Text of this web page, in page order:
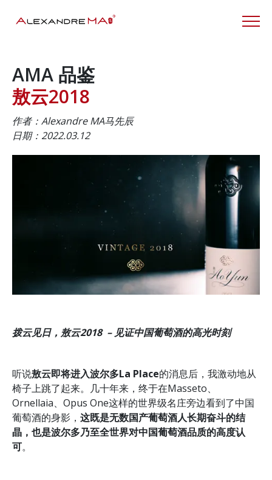
AMA 品鉴
敖云2018
作者：Alexandre MA马先辰
日期：2022.03.12
拨云见日，敖云2018 –见证中国葡萄酒的高光时刻
听说敖云即将进入波尔多La Place的消息后，我激动地从
椅子上跳了起来。几十年来，终于在Masseto、
Ornellaia、Opus One这样的世界级名庄旁边看到了中国
葡萄酒的身影， 这既是无数国产葡萄酒人长期奋斗的结
晶，也是波尔多乃至全世界对中国葡萄酒品质的高度认
可。